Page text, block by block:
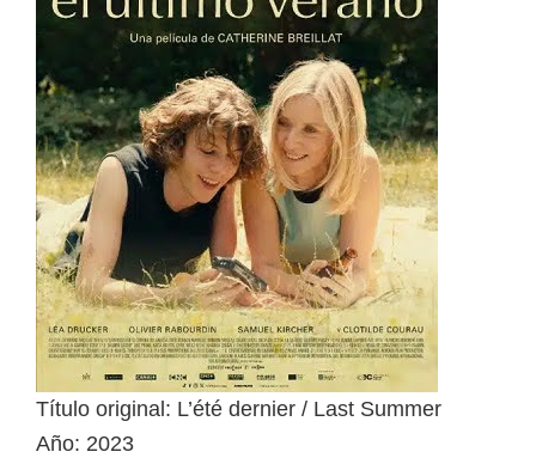
Título original: L’été dernier / Last Summer
Año: 2023